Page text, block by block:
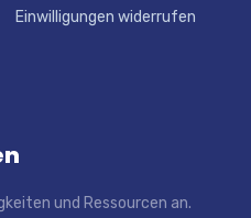
Einwilligungen widerrufen
und Ressourcen an.